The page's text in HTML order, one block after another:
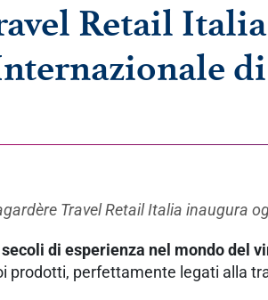
Retail
Travel Retail Italia inaugura
di esperienza nel mondo del
prodotti, perfettamente legati alla